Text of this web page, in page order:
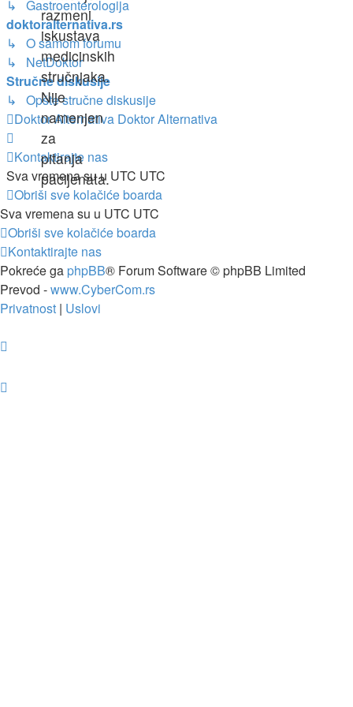
razmeni
iskustava
medicinskih
stručnjaka.
Nije
namenjen
za
pitanja
pacijenata.
↳ Gastroenterologija
doktoralternativa.rs
↳ O samom forumu
↳ NetDoktor
Stručne diskusije
↳ Opšte stručne diskusije
Doktor Alternativa Doktor Alternativa
Kontaktirajte nas
Sva vremena su u UTC UTC
Obriši sve kolačiće boarda
Sva vremena su u UTC UTC
Obriši sve kolačiće boarda
Kontaktirajte nas
Pokreće ga phpBB® Forum Software © phpBB Limited
Prevod -www.CyberCom.rs
Privatnost | Uslovi